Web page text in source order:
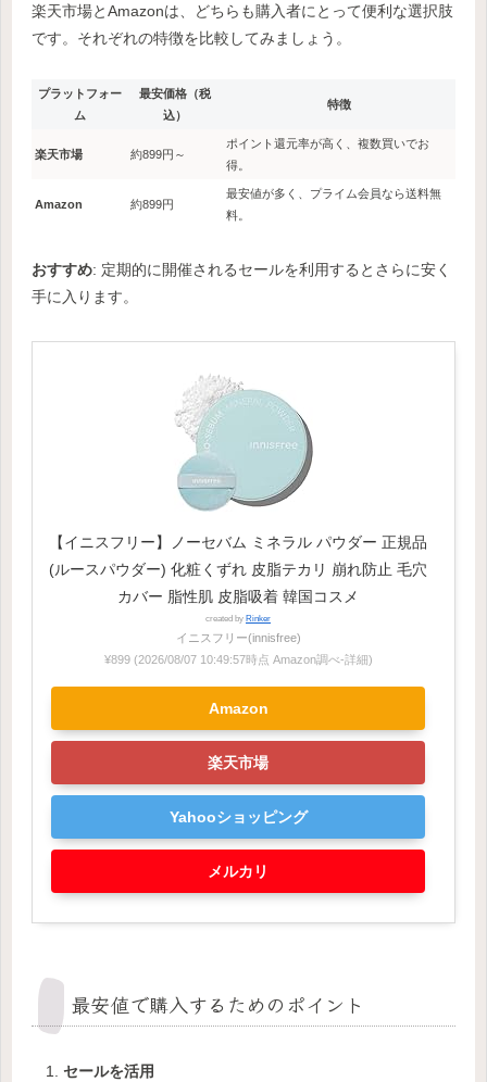
楽天市場とAmazonは、どちらも購入者にとって便利な選択肢
です。それぞれの特徴を比較してみましょう。
プラットフォー
ム
最安価格（税
込）
特徴
楽天市場 約899円～
ポイント還元率が高く、複数買いでお
得。
Amazon 約899円
最安値が多く、プライム会員なら送料無
料。
おすすめ: 定期的に開催されるセールを利用するとさらに安く
手に入ります。
【イニスフリー】ノーセバム ミネラル パウダー 正規品
(ルースパウダー) 化粧くずれ 皮脂テカリ 崩れ防止 毛穴
カバー 脂性肌 皮脂吸着 韓国コスメ
created by Rinker
イニスフリー(innisfree)
¥899 (2026/08/07 10:49:57時点 Amazon調べ-詳細)
Amazon
楽天市場
Yahooショッピング
メルカリ
最安値で購入するためのポイント
セールを活用